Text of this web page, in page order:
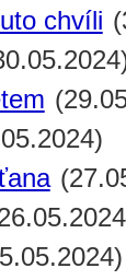
chvíli